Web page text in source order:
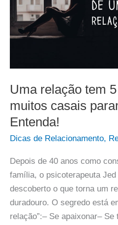
Uma relação tem
muitos casais
Entenda!
Dicas de Relacionamento,
Depois de 40 anos como
família, o psicoterapeuta
descoberto o que torna um
duradouro. O segredo está
relação”:– Se apaixonar–